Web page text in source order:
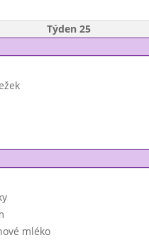
Týden 25
mléko